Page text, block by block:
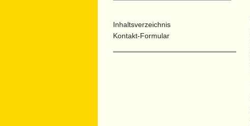
Inhaltsverzeichnis
Kontakt-Formular